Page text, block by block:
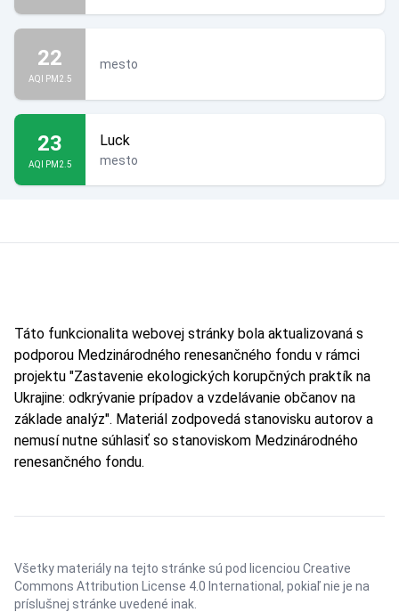
22
AQI PM2.5
mesto
23
AQI PM2.5
Luck
mesto
Táto funkcionalita webovej stránky bola aktualizovaná s
podporou Medzinárodného renesančného fondu v rámci
projektu "Zastavenie ekologických korupčných praktík na
Ukrajine: odkrývanie prípadov a vzdelávanie občanov na
základe analýz". Materiál zodpovedá stanovisku autorov a
nemusí nutne súhlasiť so stanoviskom Medzinárodného
renesančného fondu.
Všetky materiály na tejto stránke sú pod licenciou Creative
Commons Attribution License 4.0 International , pokiaľ nie je na
príslušnej stránke uvedené inak.